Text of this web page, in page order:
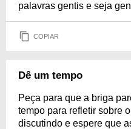
palavras gentis e seja
COPIAR
Dê um tempo
Peça para que a briga
tempo para refletir sobre
discutindo e espere que